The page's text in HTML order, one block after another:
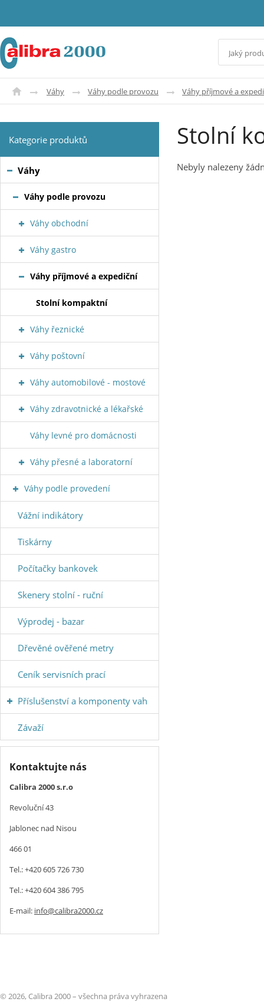
Váhy Váhy podle provozu Váhy příjmové a
Stolní
Nebyly nalezeny
Kategorie produktů
Váhy
Váhy podle provozu
Váhy obchodní
Váhy gastro
Váhy příjmové a expediční
Stolní kompaktní
Váhy řeznické
Váhy poštovní
Váhy automobilové - mostové
Váhy zdravotnické a lékařské
Váhy levné pro domácnosti
Váhy přesné a laboratorní
Váhy podle provedení
Vážní indikátory
Tiskárny
Počítačky bankovek
Skenery stolní - ruční
Výprodej - bazar
Dřevěné ověřené metry
Ceník servisních prací
Příslušenství a komponenty vah
Závaží
Kontaktujte nás
Calibra 2000 s.r.o
Revoluční 43
Jablonec nad Nisou
466 01
Tel.: +420 605 726 730
Tel.: +420 604 386 795
E-mail: info@calibra2000.cz
© 2026, Calibra 2000 – všechna práva vyhrazena